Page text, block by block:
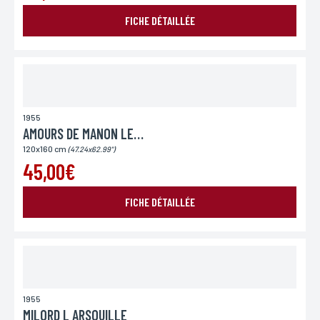
FICHE DÉTAILLÉE
1955
AMOURS DE MANON LESCAUT (LES)
120x160 cm (47.24x62.99")
45,00€
FICHE DÉTAILLÉE
1955
MILORD L ARSOUILLE